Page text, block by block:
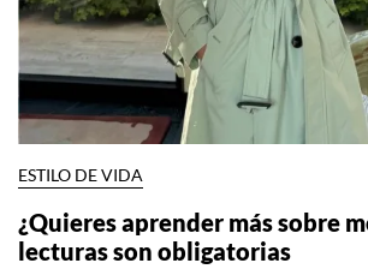
ESTILO DE VIDA
¿Quieres aprender más sobre
lecturas son obligatorias